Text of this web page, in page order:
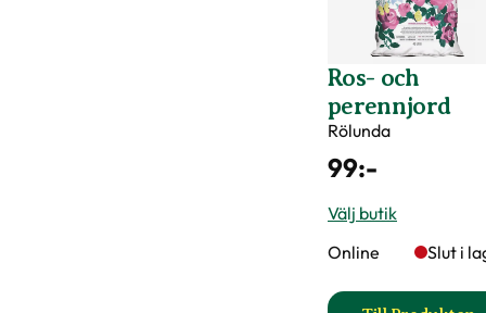
Ros- och
perennjord
Rölunda
99:-
Välj butik
Online
Slut i